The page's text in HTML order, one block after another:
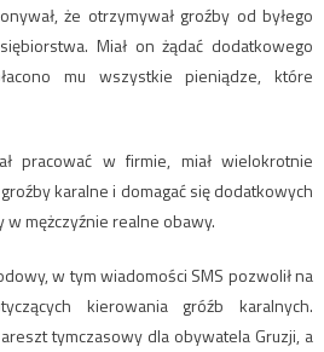
że otrzymywał groźby od byłego
Miał on żądać dodatkowego
mu wszystkie pieniądze, które
pracować w firmie, miał wielokrotnie
karalne i domagać się dodatkowych
mężczyźnie realne obawy.
w tym wiadomości SMS pozwolił na
kierowania gróźb karalnych.
tymczasowy dla obywatela Gruzji, a